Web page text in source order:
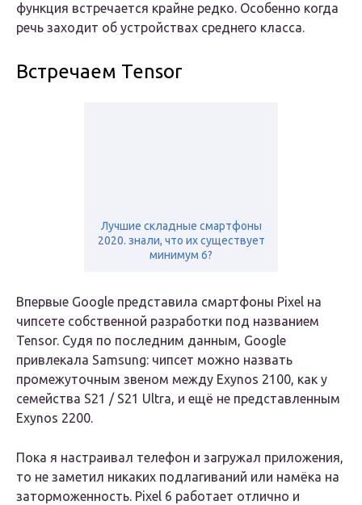
функция встречается крайне редко. Особенно когда
речь заходит об устройствах среднего класса.
Встречаем Tensor
Лучшие складные смартфоны
2020. знали, что их существует
минимум 6?
Впервые Google представила смартфоны Pixel на
чипсете собственной разработки под названием
Tensor. Судя по последним данным, Google
привлекала Samsung: чипсет можно назвать
промежуточным звеном между Exynos 2100, как у
семейства S21 / S21 Ultra, и ещё не представленным
Exynos 2200.
Пока я настраивал телефон и загружал приложения,
то не заметил никаких подлагиваний или намёка на
заторможенность. Pixel 6 работает отлично и